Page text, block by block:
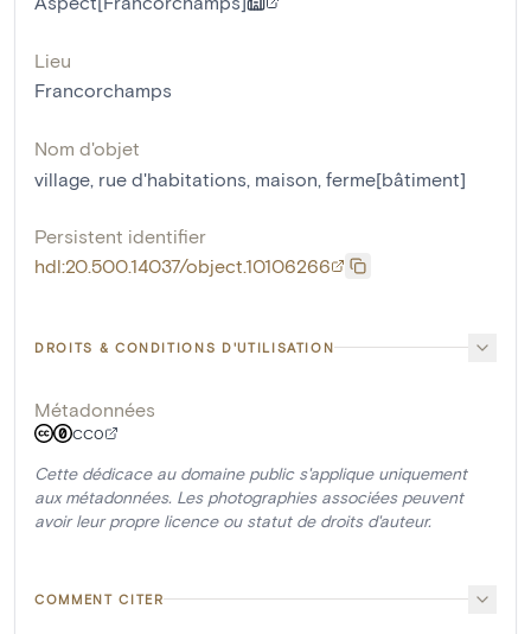
Lieu
Francorchamps
Nom d'objet
village rue d'habitations maison ferme[bâtiment]
Persistent identifier
hdl:20.500.14037/object.10106266
DROITS & CONDITIONS D'UTILISATION
Métadonnées
CC0
Cette dédicace au domaine public s'applique uniquement
aux métadonnées. Les photographies associées peuvent
avoir leur propre licence ou statut de droits d'auteur.
COMMENT CITER